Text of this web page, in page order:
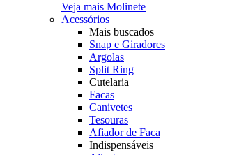
Veja mais Molinete
Acessórios
Mais buscados
Snap e Giradores
Argolas
Split Ring
Cutelaria
Facas
Canivetes
Tesouras
Afiador de Faca
Indispensáveis